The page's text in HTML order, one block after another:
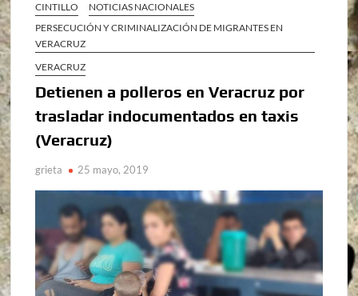
CINTILLO
NOTICIAS NACIONALES
PERSECUCIÓN Y CRIMINALIZACIÓN DE MIGRANTES EN
VERACRUZ
VERACRUZ
Detienen a polleros en Veracruz por
trasladar indocumentados en taxis
(Veracruz)
grieta 25 mayo, 2019